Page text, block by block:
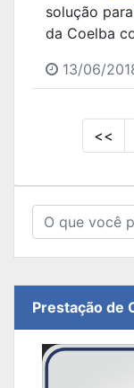
solução
da Coelba
13/06/
<<
Prestação de